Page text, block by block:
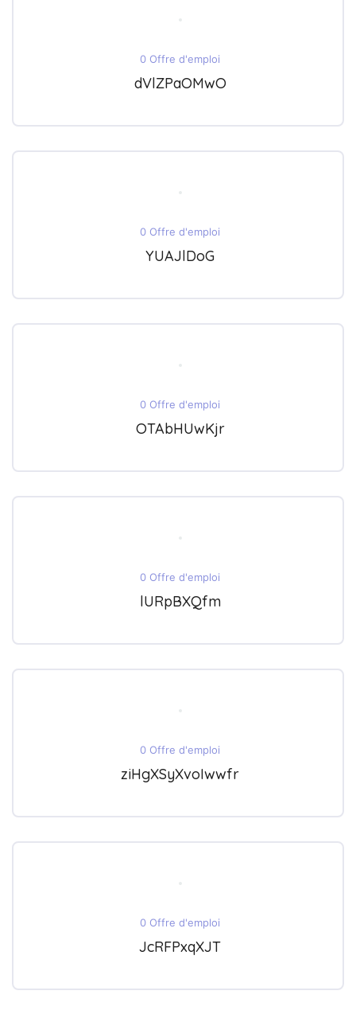
0 Offre d'emploi
dVlZPaOMwO
0 Offre d'emploi
YUAJlDoG
0 Offre d'emploi
OTAbHUwKjr
0 Offre d'emploi
lURpBXQfm
0 Offre d'emploi
ziHgXSyXvoIwwfr
0 Offre d'emploi
JcRFPxqXJT